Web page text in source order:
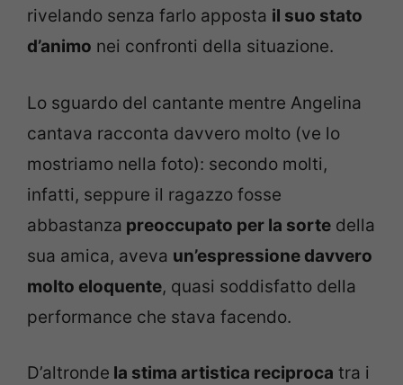
rivelando senza farlo apposta il suo stato
d’animo nei confronti della situazione.
Lo sguardo del cantante mentre Angelina
cantava racconta davvero molto (ve lo
mostriamo nella foto): secondo molti,
infatti, seppure il ragazzo fosse
abbastanza preoccupato per la sorte della
sua amica, aveva un’espressione davvero
molto eloquente, quasi soddisfatto della
performance che stava facendo.
D’altronde la stima artistica reciproca tra i